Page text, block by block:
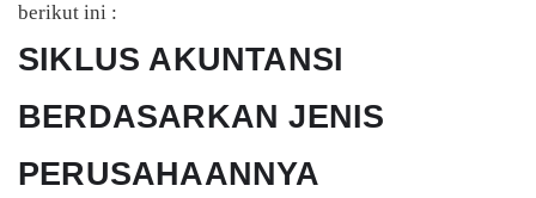
berikut ini :
SIKLUS AKUNTANSI
BERDASARKAN JENIS
PERUSAHAANNYA